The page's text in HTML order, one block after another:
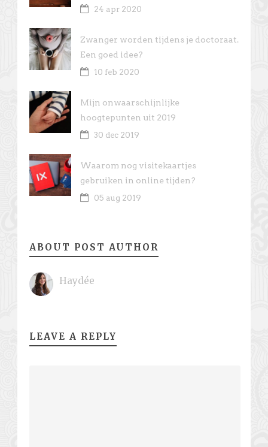
24 apr 2020
Zwanger worden tijdens je doctoraat.
Een goed idee?
10 feb 2020
Mijn onwaarschijnlijke
hoogtepunten uit 2019
30 dec 2019
Waarom nog visitekaartjes
gebruiken in online tijden?
05 aug 2019
ABOUT POST AUTHOR
Haydée
LEAVE A REPLY